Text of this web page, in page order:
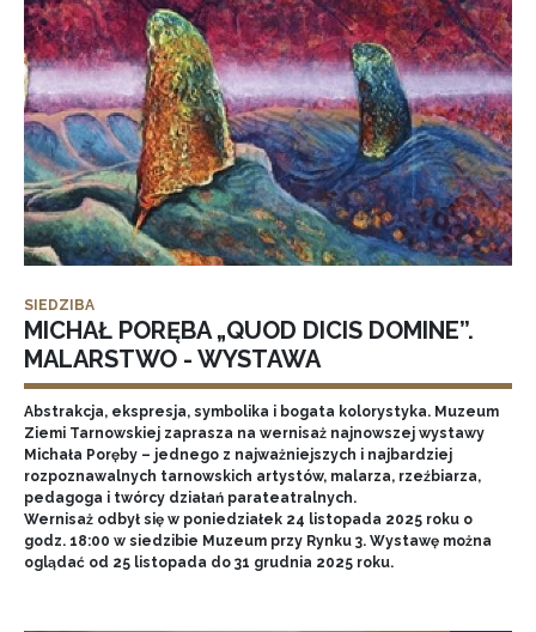
SIEDZIBA
MICHAŁ PORĘBA „QUOD DICIS DOMINE”.
MALARSTWO - WYSTAWA
Abstrakcja, ekspresja, symbolika i bogata kolorystyka. Muzeum
Ziemi Tarnowskiej zaprasza na wernisaż najnowszej wystawy
Michała Poręby – jednego z najważniejszych i najbardziej
rozpoznawalnych tarnowskich artystów, malarza, rzeźbiarza,
pedagoga i twórcy działań parateatralnych.
Wernisaż odbył się w poniedziałek 24 listopada 2025 roku o
godz. 18:00 w siedzibie Muzeum przy Rynku 3. Wystawę można
oglądać od 25 listopada do 31 grudnia 2025 roku.